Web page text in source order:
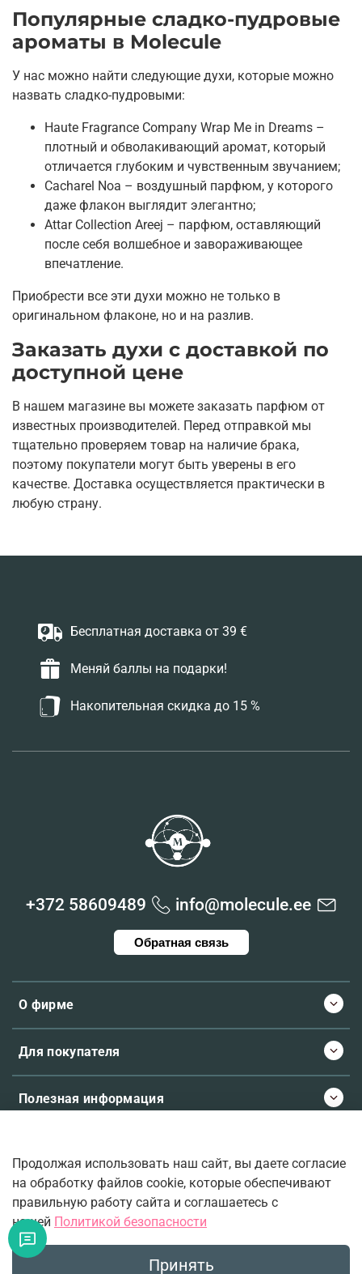
Популярные сладко-пудровые
ароматы в Molecule
У нас можно найти следующие духи, которые можно
назвать сладко-пудровыми:
Haute Fragrance Company Wrap Me in Dreams –
плотный и обволакивающий аромат, который
отличается глубоким и чувственным звучанием;
Cacharel Noa – воздушный парфюм, у которого
даже флакон выглядит элегантно;
Attar Collection Areej – парфюм, оставляющий
после себя волшебное и завораживающее
впечатление.
Приобрести все эти духи можно не только в
оригинальном флаконе, но и на разлив.
Заказать духи с доставкой по
доступной цене
В нашем магазине вы можете заказать парфюм от
известных производителей. Перед отправкой мы
тщательно проверяем товар на наличие брака,
поэтому покупатели могут быть уверены в его
качестве. Доставка осуществляется практически в
любую страну.
Бесплатная доставка от 39 €
Меняй баллы на подарки!
Накопительная скидка до 15 %
О фирме
Для покупателя
Полезная информация
+372 58609489 info@molecule.ee
Обратная связь
© 2026 Molecule.ee. Все права защищены
Ваш верный проводник во вселенную ароматов.
Продолжая использовать наш сайт, вы даете согласие
на обработку файлов cookie, которые обеспечивают
правильную работу сайта и соглашаетесь с
нашей Политикой безопасности
Принять